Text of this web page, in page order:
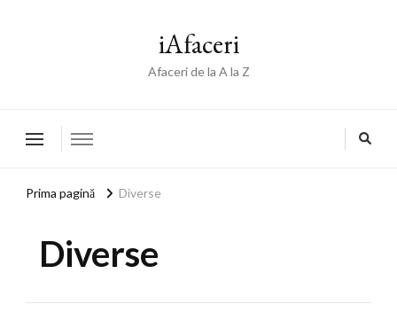
iAfaceri
Afaceri de la A la Z
Prima pagină Diverse
Diverse